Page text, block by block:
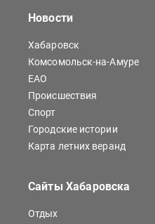
Новости
Хабаровск
Комсомольск-на-Амуре
ЕАО
Происшествия
Спорт
Городские истории
Карта летних веранд
Сайты Хабаровска
Отдых